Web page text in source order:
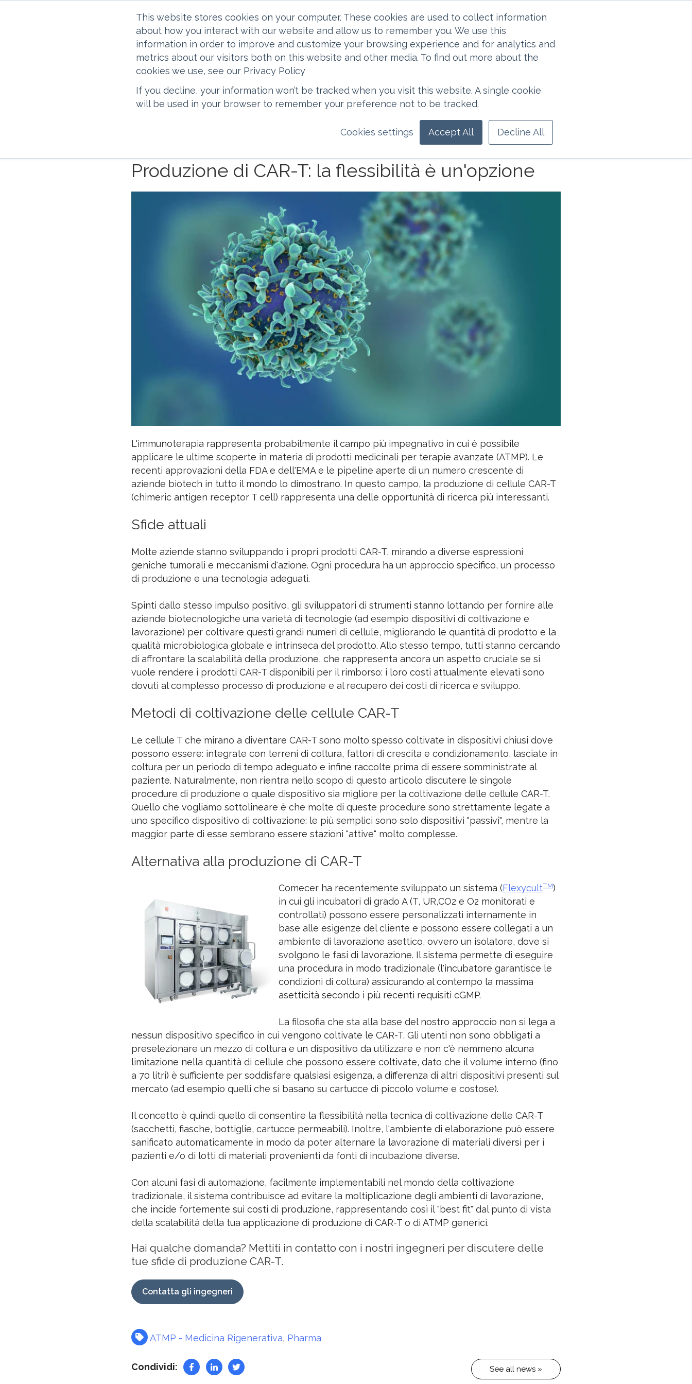
This website stores cookies on your computer. These cookies are used to collect information
about how you interact with our website and allow us to remember you. We use this
information in order to improve and customize your browsing experience and for analytics and
metrics about our visitors both on this website and other media. To find out more about the
cookies we use, see our Privacy Policy
If you decline, your information won’t be tracked when you visit this website. A single cookie
will be used in your browser to remember your preference not to be tracked.
Cookies settings Accept All Decline All
Nota bene: la traduzione in italiano di questo articolo è una traduzione di cortesia. La traduzione viene creata
automaticamente tramite un software di traduzione e non è revisionata. Pertanto, non possiamo escludere errori
e, di conseguenza, si deve considerare la versione inglese quale versione originale contenente le informazioni più
Produzione di CAR-T: la flessibilità è un'opzione
L'immunoterapia rappresenta probabilmente il campo più impegnativo in cui è possibile
applicare le ultime scoperte in materia di prodotti medicinali per terapie avanzate (ATMP). Le
recenti approvazioni della FDA e dell'EMA e le pipeline aperte di un numero crescente di
aziende biotech in tutto il mondo lo dimostrano. In questo campo, la produzione di cellule CAR-T
(chimeric antigen receptor T cell) rappresenta una delle opportunità di ricerca più interessanti.
Sfide attuali
Molte aziende stanno sviluppando i propri prodotti CAR-T, mirando a diverse espressioni
geniche tumorali e meccanismi d'azione. Ogni procedura ha un approccio specifico, un processo
di produzione e una tecnologia adeguati.
Spinti dallo stesso impulso positivo, gli sviluppatori di strumenti stanno lottando per fornire alle
aziende biotecnologiche una varietà di tecnologie (ad esempio dispositivi di coltivazione e
lavorazione) per coltivare questi grandi numeri di cellule, migliorando le quantità di prodotto e la
qualità microbiologica globale e intrinseca del prodotto. Allo stesso tempo, tutti stanno cercando
di affrontare la scalabilità della produzione, che rappresenta ancora un aspetto cruciale se si
vuole rendere i prodotti CAR-T disponibili per il rimborso: i loro costi attualmente elevati sono
dovuti al complesso processo di produzione e al recupero dei costi di ricerca e sviluppo.
Metodi di coltivazione delle cellule CAR-T
Le cellule T che mirano a diventare CAR-T sono molto spesso coltivate in dispositivi chiusi dove
possono essere: integrate con terreni di coltura, fattori di crescita e condizionamento, lasciate in
coltura per un periodo di tempo adeguato e infine raccolte prima di essere somministrate al
paziente. Naturalmente, non rientra nello scopo di questo articolo discutere le singole
procedure di produzione o quale dispositivo sia migliore per la coltivazione delle cellule CAR-T.
Quello che vogliamo sottolineare è che molte di queste procedure sono strettamente legate a
uno specifico dispositivo di coltivazione: le più semplici sono solo dispositivi "passivi", mentre la
maggior parte di esse sembrano essere stazioni "attive" molto complesse.
Alternativa alla produzione di CAR-T
Comecer ha recentemente sviluppato un sistema (FlexycultTM)
in cui gli incubatori di grado A (T, UR,CO2 e O2 monitorati e
controllati) possono essere personalizzati internamente in
base alle esigenze del cliente e possono essere collegati a un
ambiente di lavorazione asettico, ovvero un isolatore, dove si
svolgono le fasi di lavorazione. Il sistema permette di eseguire
una procedura in modo tradizionale (l'incubatore garantisce le
condizioni di coltura) assicurando al contempo la massima
asetticità secondo i più recenti requisiti cGMP.
La filosofia che sta alla base del nostro approccio non si lega a
nessun dispositivo specifico in cui vengono coltivate le CAR-T. Gli utenti non sono obbligati a
preselezionare un mezzo di coltura e un dispositivo da utilizzare e non c'è nemmeno alcuna
limitazione nella quantità di cellule che possono essere coltivate, dato che il volume interno (fino
a 70 litri) è sufficiente per soddisfare qualsiasi esigenza, a differenza di altri dispositivi presenti sul
mercato (ad esempio quelli che si basano su cartucce di piccolo volume e costose).
Il concetto è quindi quello di consentire la flessibilità nella tecnica di coltivazione delle CAR-T
(sacchetti, fiasche, bottiglie, cartucce permeabili). Inoltre, l'ambiente di elaborazione può essere
sanificato automaticamente in modo da poter alternare la lavorazione di materiali diversi per i
pazienti e/o di lotti di materiali provenienti da fonti di incubazione diverse.
Con alcuni fasi di automazione, facilmente implementabili nel mondo della coltivazione
tradizionale, il sistema contribuisce ad evitare la moltiplicazione degli ambienti di lavorazione,
che incide fortemente sui costi di produzione, rappresentando così il "best fit" dal punto di vista
della scalabilità della tua applicazione di produzione di CAR-T o di ATMP generici.
Hai qualche domanda? Mettiti in contatto con i nostri ingegneri per discutere delle
tue sfide di produzione CAR-T.
Contatta gli ingegneri
ATMP - Medicina Rigenerativa, Pharma
See all news »
Condividi: